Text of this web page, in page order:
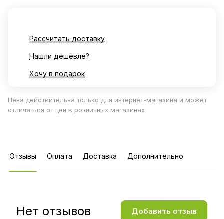
Рассчитать доставку
Нашли дешевле?
Хочу в подарок
Цена действительна только для интернет-магазина и может
отличаться от цен в розничных магазинах
Отзывы Оплата Доставка Дополнительно
Нет отзывов Добавить отзыв